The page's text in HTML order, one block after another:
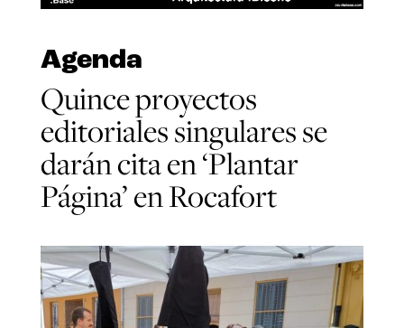
Agenda
Quince proyectos
editoriales singulares se
darán cita en ‘Plantar
Página’ en Rocafort